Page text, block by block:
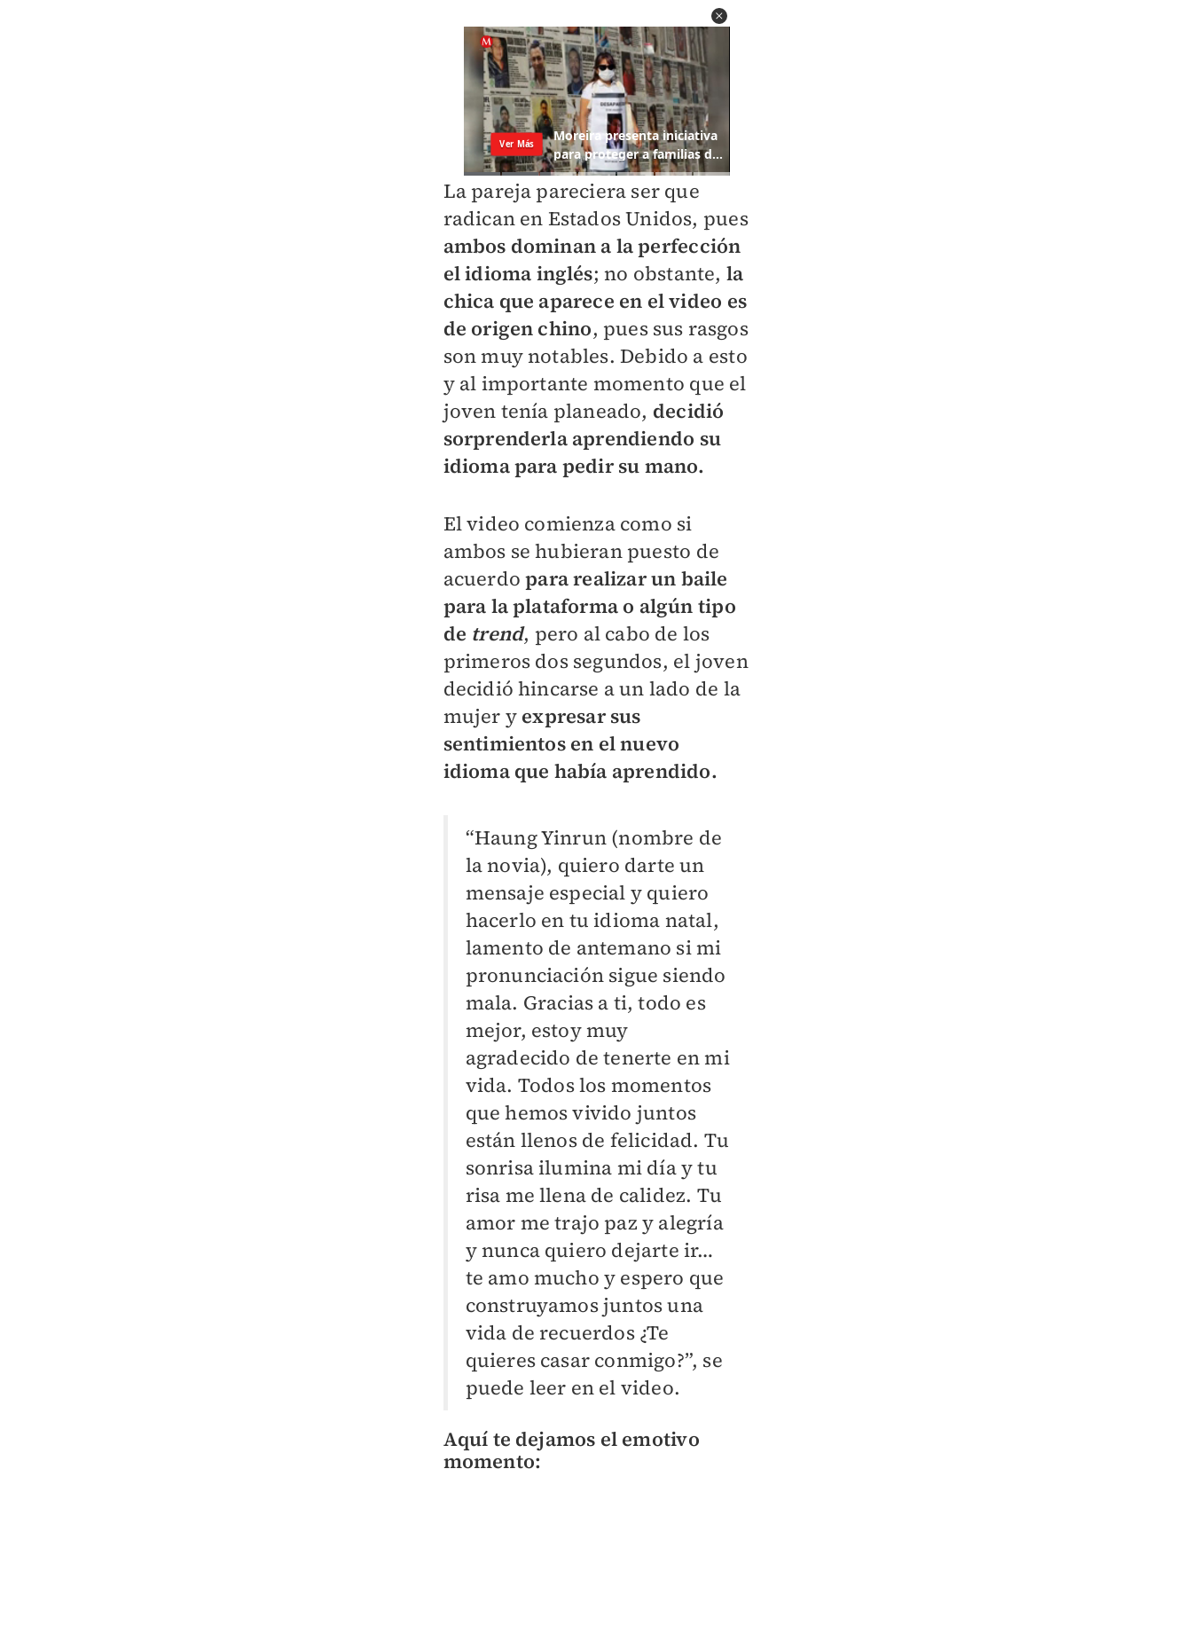
La pareja pareciera ser que
radican en Estados Unidos, pues
ambos dominan a la perfección
el idioma inglés; no obstante, la
chica que aparece en el video es
de origen chino, pues sus rasgos
son muy notables. Debido a esto
y al importante momento que el
joven tenía planeado, decidió
sorprenderla aprendiendo su
idioma para pedir su mano.
El video comienza como si
ambos se hubieran puesto de
acuerdopara realizar un baile
para la plataforma o algún tipo
de trend, pero al cabo de los
primeros dos segundos, el joven
decidió hincarse a un lado de la
mujer y expresar sus
sentimientos en el nuevo
idioma que había aprendido.
“Haung Yinrun (nombre de
la novia), quiero darte un
mensaje especial y quiero
hacerlo en tu idioma natal,
lamento de antemano si mi
pronunciación sigue siendo
mala. Gracias a ti, todo es
mejor, estoy muy
agradecido de tenerte en mi
vida. Todos los momentos
que hemos vivido juntos
están llenos de felicidad. Tu
sonrisa ilumina mi día y tu
risa me llena de calidez. Tu
amor me trajo paz y alegría
y nunca quiero dejarte ir…
te amo mucho y espero que
construyamos juntos una
vida de recuerdos ¿Te
quieres casar conmigo?”, se
puede leer en el video.
Aquí te dejamos el emotivo
momento: